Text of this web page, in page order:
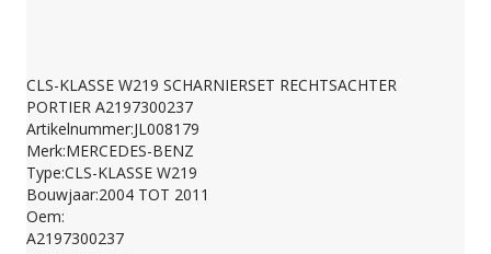
W219
SCHARNIERSET
RECHTSACHTER
CLS-KLASSE W219 SCHARNIERSET RECHTSACHTER
PORTIER A2197300237
Artikelnummer:JL008179
Merk:MERCEDES-BENZ
Type:CLS-KLASSE W219
Bouwjaar:2004 TOT 2011
Oem:
A2197300237